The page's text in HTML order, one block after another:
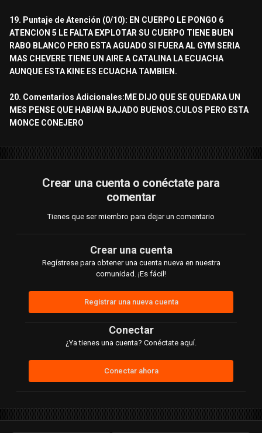
19. Puntaje de Atención (0/10): EN CUERPO LE PONGO 6
ATENCION 5 LE FALTA EXPLOTAR SU CUERPO TIENE BUEN
RABO BLANCO PERO ESTA AGUADO SI FUERA AL GYM SERIA
MAS CHEVERE TIENE UN AIRE A CATALINA LA ECUACHA
AUNQUE ESTA KINE ES ECUACHA TAMBIEN.
20. Comentarios Adicionales:ME DIJO QUE SE QUEDARA UN
MES PENSE QUE HABIAN BAJADO BUENOS.CULOS PERO ESTA
MONCE CONEJERO
Crear una cuenta o conéctate para
comentar
Tienes que ser miembro para dejar un comentario
Crear una cuenta
Regístrese para obtener una cuenta nueva en nuestra
comunidad. ¡Es fácil!
Registrar una nueva cuenta
Conectar
¿Ya tienes una cuenta? Conéctate aquí.
Conectar ahora